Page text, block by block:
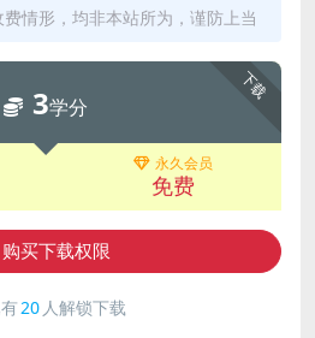
情形，均非本站所为，谨防上当
下载
3学分
永久会员
免费
购买下载权限
20 人解锁下载